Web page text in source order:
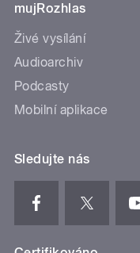
mujRozhlas
Živé vysílání
Audioarchiv
Podcasty
Mobilní aplikace
Sledujte nás